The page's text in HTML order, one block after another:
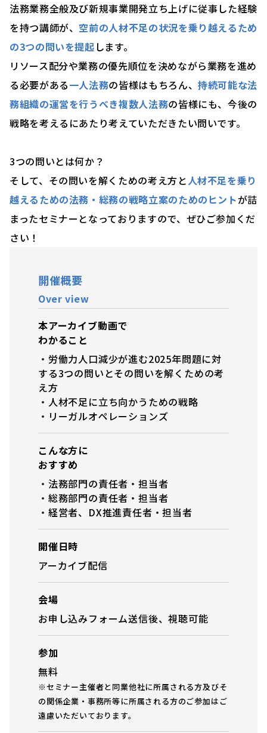
法務業務全般及び新規事業開発立ち上げに従事した経験
を持つ講師が、 空前の人材不足の状況を乗り越えるため
の3つの問いを提起 します。
リソース配分や業務の優先順位を決めながら業務を進め
る必要がある一人法務の皆様はもちろん、持続可能な法
務組織の運営を行うべき複数人法務の皆様にも、今後の
戦略を考えるにあたり考えていただきたい問いです。
3つの問いとは何か？
そして、その問いを解くための考え方と人材不足を乗り
越えるための法務・総務の戦略立案のためのヒントが詰
まったセミナーとなっておりますので、ぜひご参加くだ
さい！
開催概要
Over view
本アーカイブ動画で
わかること
・労働力人口減少が進む2025年問題に対
する3つの問いとその問いを解くための考
え方
・人材不足に立ち向かうための戦略
・リーガルオペレーションズ
こんな方に
おすすめ
・法務部門の責任者・担当者
・総務部門の責任者・担当者
・経営者、DX推進責任者・担当者
開催日時
アーカイブ配信
会場
お申し込みフォーム送信後、視聴可能
参加
無料
※セミナー主催者と同業他社に所属される方及びそ
の関係企業・事務所等に所属される方のご参加はご
遠慮いただいております。